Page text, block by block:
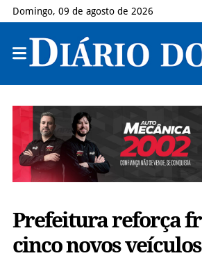
Domingo, 09 de agosto de 2026
Prefeitura reforça
cinco novos veículos